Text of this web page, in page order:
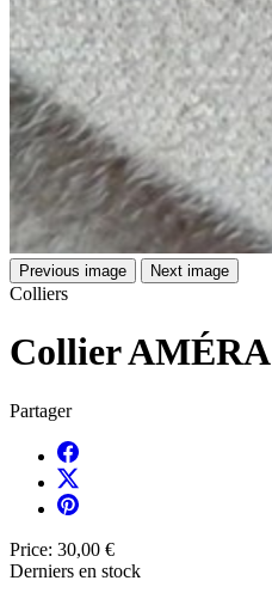
Previous image Next image
Colliers
Collier AMÉRA
Partager
Price: 30,00 €
Derniers en stock